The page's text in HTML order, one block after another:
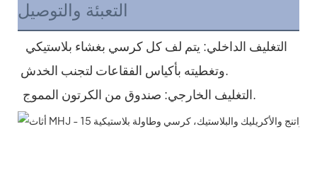
التعبئة والتوصيل
وتغطيته بأكياس الفقاعات لتجنب الخدش.
التغليف الخارجي: صندوق من الكرتون المموج.